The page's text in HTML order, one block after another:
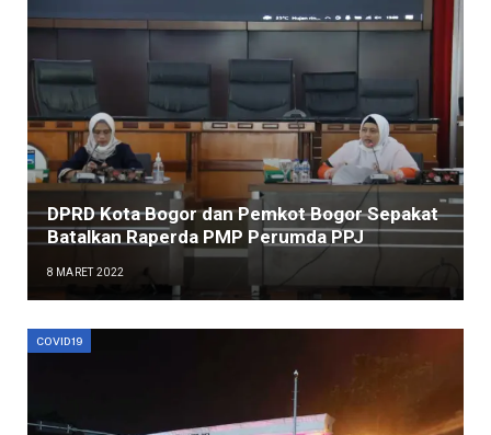
DPRD Kota Bogor dan Pemkot Bogor Sepakat
Batalkan Raperda PMP Perumda PPJ
8 MARET 2022
COVID19